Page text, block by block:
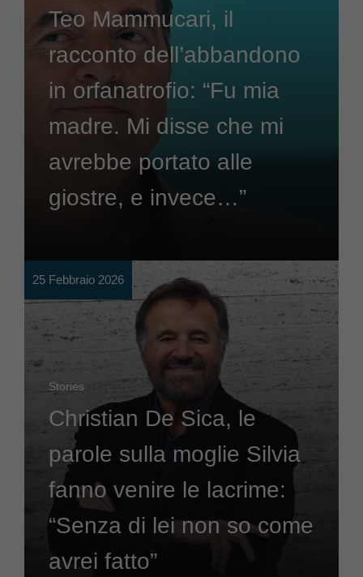
Teo Mammucari, il
racconto dell’abbandono
in orfanatrofio: “Fu mia
madre. Mi disse che mi
avrebbe portato alle
giostre, e invece…”
25 Febbraio 2026
Stories
Christian De Sica, le
parole sulla moglie Silvia
fanno venire le lacrime:
“Senza di lei non so come
avrei fatto”